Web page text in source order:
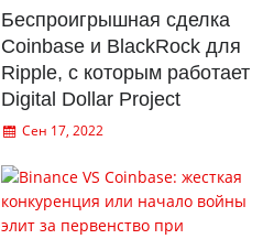
Беспроигрышная сделка
Coinbase и BlackRock для
Ripple, с которым работает
Digital Dollar Project
Сен 17, 2022